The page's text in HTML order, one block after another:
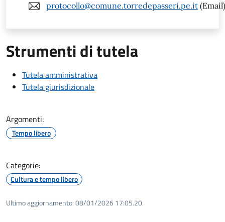
protocollo@comune.torredepasseri.pe.it (Email)
Strumenti di tutela
Tutela amministrativa
Tutela giurisdizionale
Argomenti:
Tempo libero
Categorie:
Cultura e tempo libero
Ultimo aggiornamento:08/01/2026 17:05.20